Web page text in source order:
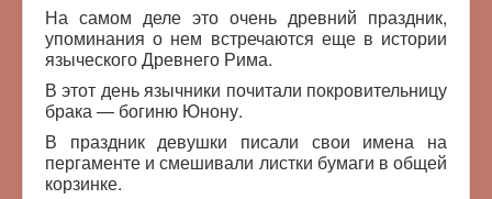
На самом деле это очень древний праздник,
упоминания о нем встречаются еще в истории
языческого Древнего Рима.
В этот день язычники почитали покровительницу
брака — богиню Юнону.
В праздник девушки писали свои имена на
пергаменте и смешивали листки бумаги в общей
корзинке.